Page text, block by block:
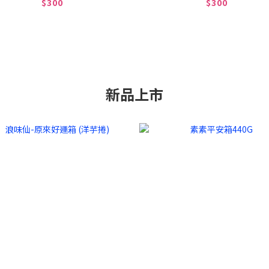
$300 $300
新品上市